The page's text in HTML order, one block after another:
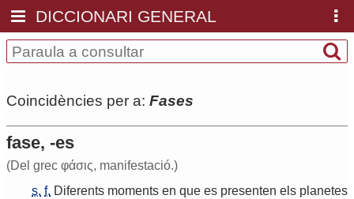
DICCIONARI GENERAL
Coincidències per a: Fases
fase, -es
(Del grec φάσις, manifestació.)
s. f. Diferents moments en que es presenten els planetes